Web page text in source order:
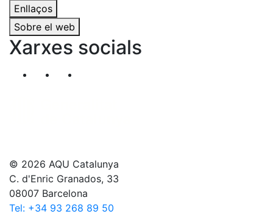
Enllaços
Sobre el web
Xarxes socials
Segueix-nos al nostre canal de Twitter
© 2026 AQU Catalunya
C. d'Enric Granados, 33
08007 Barcelona
Tel: +34 93 268 89 50